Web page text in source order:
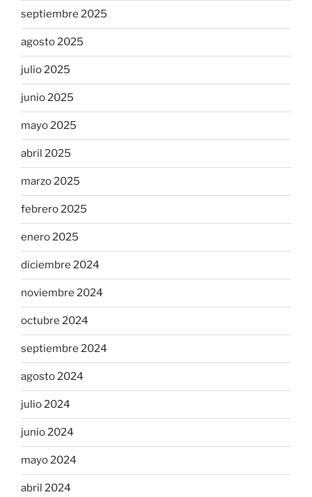
septiembre 2025
agosto 2025
julio 2025
junio 2025
mayo 2025
abril 2025
marzo 2025
febrero 2025
enero 2025
diciembre 2024
noviembre 2024
octubre 2024
septiembre 2024
agosto 2024
julio 2024
junio 2024
mayo 2024
abril 2024